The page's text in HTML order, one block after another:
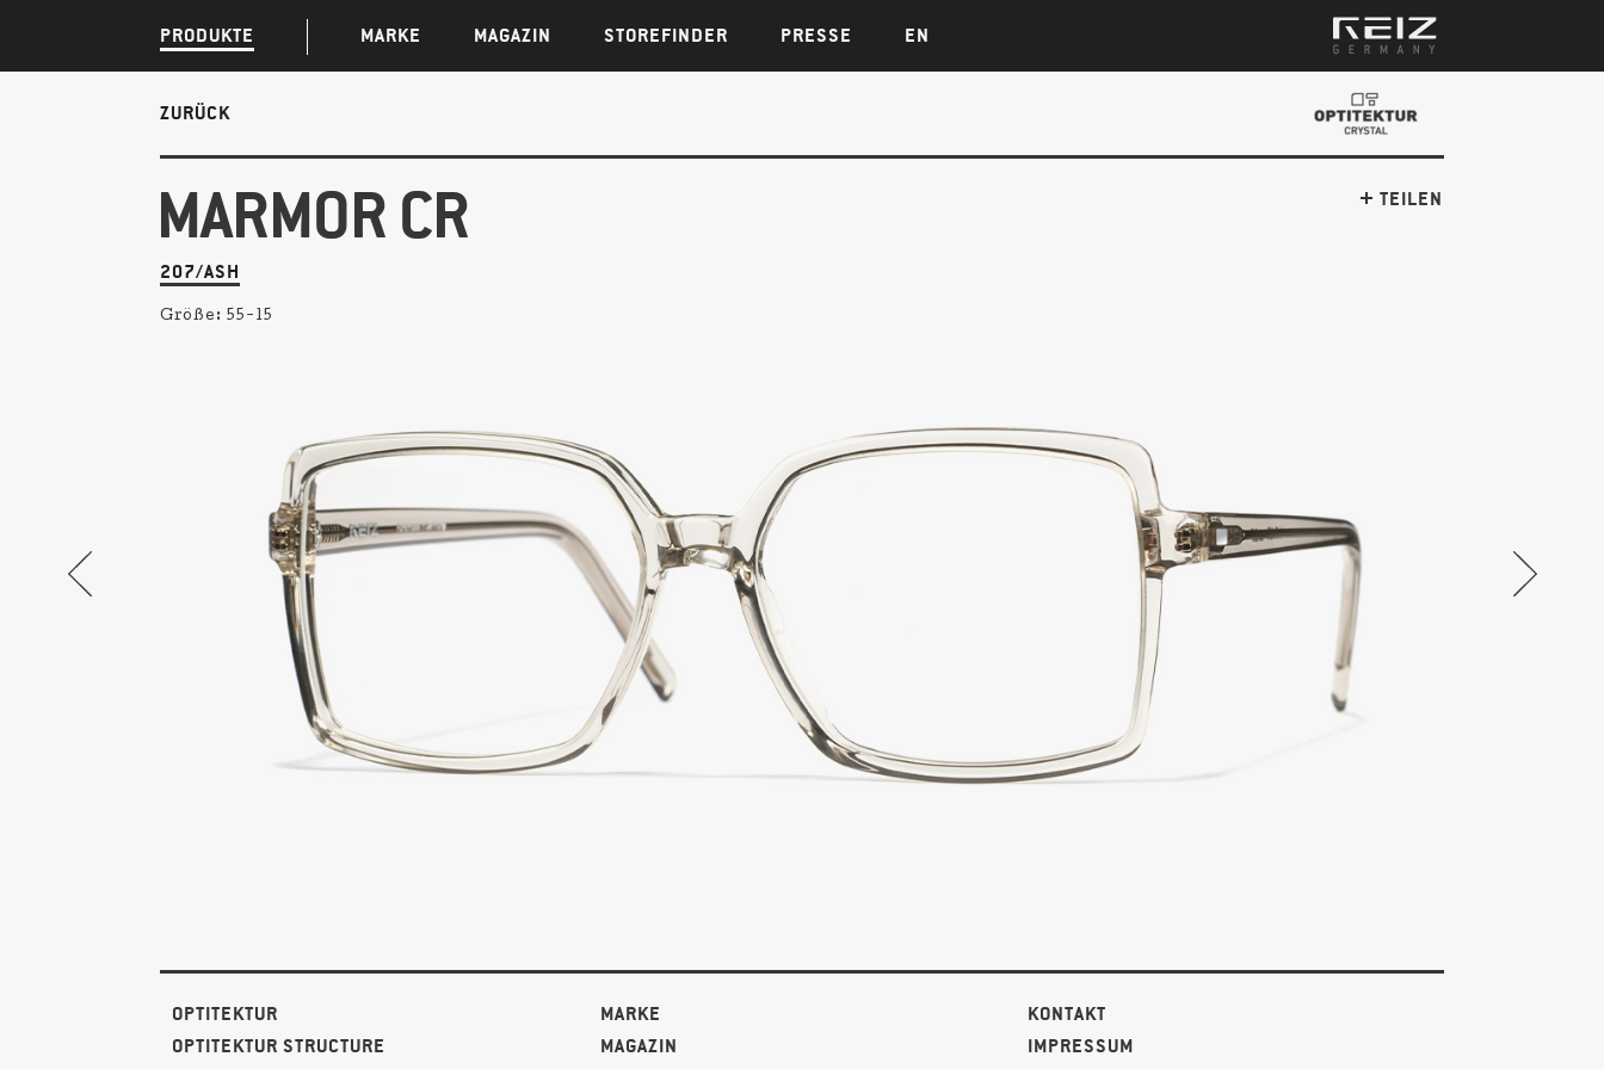
PRODUKTE MARKE MAGAZIN STOREFINDER PRESSE EN
ZURÜCK
MARMOR CR TEILEN
207/ASH
Größe:55-15
OPTITEKTUR
OPTITEKTUR STRUCTURE
MARKE
MAGAZIN
KONTAKT
IMPRESSUM